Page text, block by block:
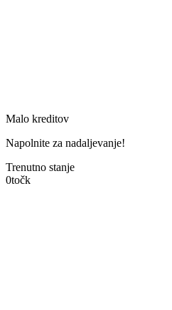
Malo kreditov
Napolnite za nadaljevanje!
Trenutno stanje
0točk